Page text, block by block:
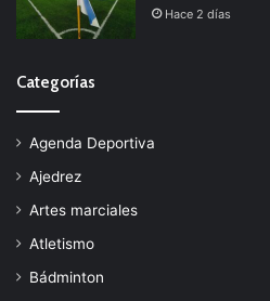
Hace 2 días
Categorías
Agenda Deportiva
Ajedrez
Artes marciales
Atletismo
Bádminton